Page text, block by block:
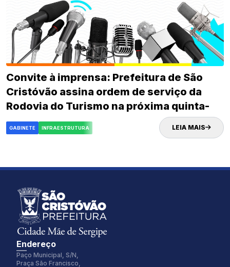
Convite à imprensa: Prefeitura de São
Cristóvão assina ordem de serviço da
Rodovia do Turismo na próxima quinta-
feira (02)
GABINETE INFRAESTRUTURA LEIA MAIS
Endereço
Paço Municipal, S/N,
Praça São Francisco,